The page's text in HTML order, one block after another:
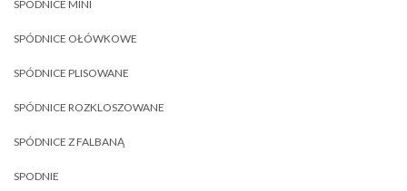
SPÓDNICE MINI
SPÓDNICE OŁÓWKOWE
SPÓDNICE PLISOWANE
SPÓDNICE ROZKLOSZOWANE
SPÓDNICE Z FALBANĄ
SPODNIE